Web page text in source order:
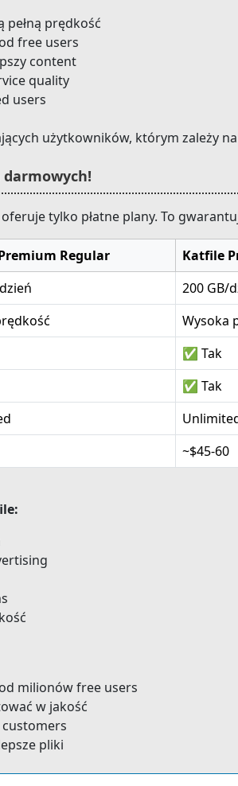
pełną prędkość
free users
content
quality
users
użytkowników, którym zależy
darmowych!
tylko płatne plany. To
Regular Katfile
200 GB/
Wysoka
✅ Tak
✅ Tak
~$45-60
milionów free users
w jakość
pliki